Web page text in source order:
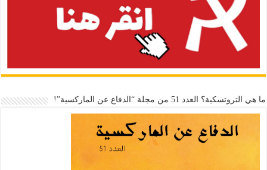
ما هي التروتسكية؟ العدد 51 من مجلة “الدفاع عن الماركسية”!